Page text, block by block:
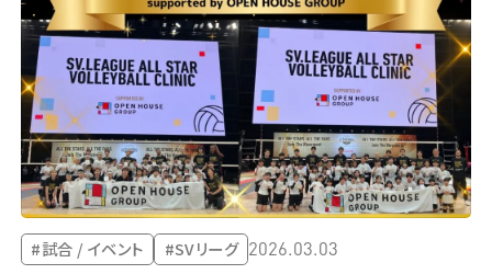
#試合 / イベント #SVリーグ 2026.03.03